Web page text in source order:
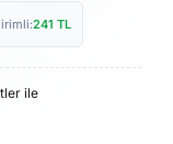
241 TL
ile